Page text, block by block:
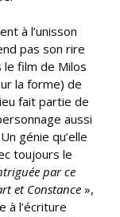
à l’unisson
pas son rire
film de Milos
la forme) de
fait partie de
aussi
génie qu’elle
toujours le
par ce
et Constance »,
à l’écriture